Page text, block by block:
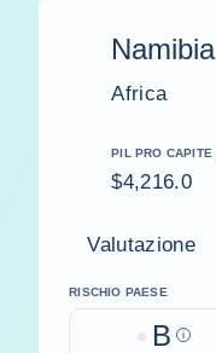
Namibia
Africa
PIL PRO CAPITE
$4,216.0
Valutazione
RISCHIO PAESE
B Help